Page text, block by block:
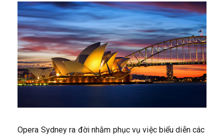
Opera Sydney ra đời nhằm phục vụ việc biểu diễn các